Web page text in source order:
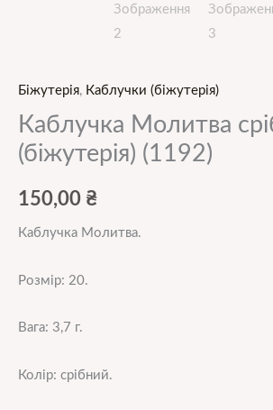
Біжутерія, Каблучки (біжутерія)
Каблучка Молитва
(біжутерія) (1192)
150,00 ₴
Каблучка Молитва.
Розмір: 20.
Вага: 3,7 г.
Колір: срібний.